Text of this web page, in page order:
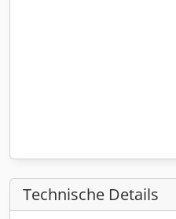
Technische Details